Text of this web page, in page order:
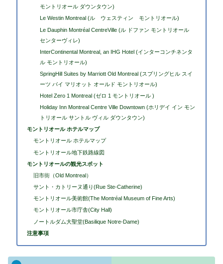
モントリオール ダウンタウン)
Le Westin Montreal (ル ウェスティン モントリオール)
Le Dauphin Montréal CentreVille (ル ドファン モントリオール
センターヴィレ)
InterContinental Montreal, an IHG Hotel (インターコンチネンタ
ル モントリオール)
SpringHill Suites by Marriott Old Montreal (スプリングヒル スイ
ーツ バイ マリオット オールド モントリオール)
Hotel Zero 1 Montreal (ゼロ 1 モントリオール )
Holiday Inn Montreal Centre Ville Downtown (ホリデイ イン モン
トリオール サントル ヴィル ダウンタウン)
モントリオール ホテルマップ
モントリオール ホテルマップ
モントリオール地下鉄路線図
モントリオールの観光スポット
旧市街（Old Montreal）
サント・カトリーヌ通り(Rue Ste-Catherine)
モントリオール美術館(The Montréal Museum of Fine Arts)
モントリオール市庁舎(City Hall)
ノートルダム大聖堂(Basilique Notre-Dame)
注意事項